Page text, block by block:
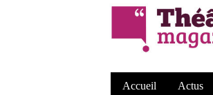
Accueil Actus